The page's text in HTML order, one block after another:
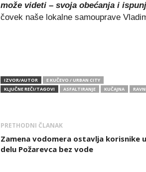
može videti – svoja obećanja i
čovek naše lokalne samouprave
IZVOR/AUTOR
E KUČEVO / URBAN CITY
KLJUČNE REČI/TAGOVI
ASFALTIRANJE KUČAJNA
PRETHODNI ČLANAK
Zamena vodomera ostavlja korisnike u
delu Požarevca bez vode